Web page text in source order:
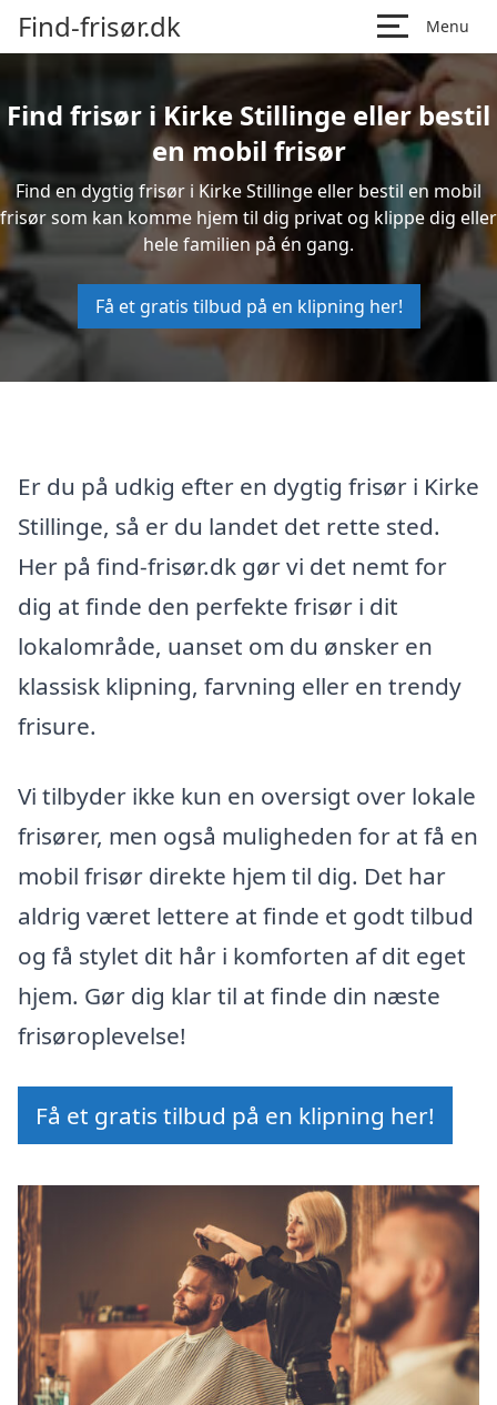
Find-frisør.dk Menu
Find frisør i Kirke Stillinge eller bestil
en mobil frisør
Find en dygtig frisør i Kirke Stillinge eller bestil en mobil
frisør som kan komme hjem til dig privat og klippe dig eller
hele familien på én gang.
Få et gratis tilbud på en klipning her!
Er du på udkig efter en dygtig frisør i Kirke
Stillinge, så er du landet det rette sted.
Her på find-frisør.dk gør vi det nemt for
dig at finde den perfekte frisør i dit
lokalområde, uanset om du ønsker en
klassisk klipning, farvning eller en trendy
frisure.
Vi tilbyder ikke kun en oversigt over lokale
frisører, men også muligheden for at få en
mobil frisør direkte hjem til dig. Det har
aldrig været lettere at finde et godt tilbud
og få stylet dit hår i komforten af dit eget
hjem. Gør dig klar til at finde din næste
frisøroplevelse!
Få et gratis tilbud på en klipning her!